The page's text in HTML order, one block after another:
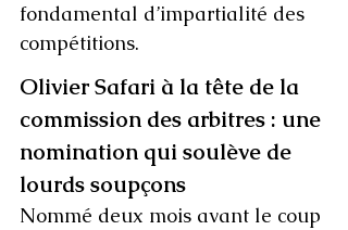
fondamental d’impartialité des
compétitions.
Olivier Safari à la tête de la
commission des arbitres : une
nomination qui soulève de
lourds soupçons
Nommé deux mois avant le coup